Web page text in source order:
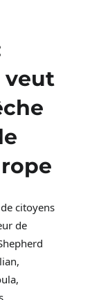
veut
citoyens
de